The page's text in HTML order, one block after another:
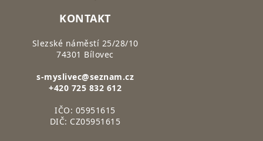
KONTAKT
Slezské náměstí 25/28/10
74301 Bílovec
s-myslivec@seznam.cz
+420 725 832 612
IČO: 05951615
DIČ: CZ05951615